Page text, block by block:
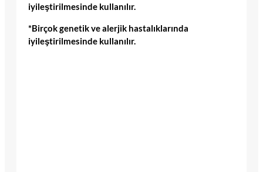
iyileştirilmesinde kullanılır.
*Birçok genetik ve alerjik hastalıklarında
iyileştirilmesinde kullanılır.